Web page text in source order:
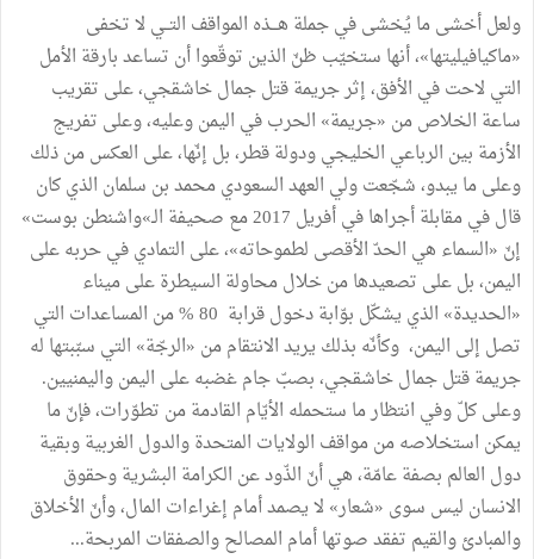
ولعل أخشى ما يُخشى في جملة هـــذه المواقف التــي لا تخفى
«ماكيافيليتها»، أنها ستخيّب ظنّ الذين توقّعوا أن تساعد بارقة الأمل
التي لاحت في الأفق، إثر جريمة قتل جمال خاشقجي، على تقريب
ساعة الخلاص من «جريمة» الحرب في اليمن وعليه، وعلى تفريج
الأزمة بين الرباعي الخليجي ودولة قطر، بل إنّها، على العكس من ذلك
وعلى ما يبدو، شجّعت ولي العهد السعودي محمد بن سلمان الذي كان
قال في مقابلة أجراها في أفريل 2017 مع صحيفة الـ»واشنطن بوست»
إنّ «السماء هي الحدّ الأقصى لطموحاته»، على التمادي في حربه على
اليمن، بل على تصعيدها من خلال محاولة السيطرة على ميناء
«الحديدة» الذي يشكّل بوّابة دخول قرابة 80 % من المساعدات التي
تصل إلى اليمن، وكأنّه بذلك يريد الانتقام من «الرجّة» التي سبّبتها له
جريمة قتل جمال خاشقجي، بصبّ جام غضبه على اليمن واليمنيين.
وعلى كلّ وفي انتظار ما ستحمله الأيّام القادمة من تطوّرات، فإنّ ما
يمكن استخلاصه من مواقف الولايات المتحدة والدول الغربية وبقية
دول العالم بصفة عامّة، هي أنّ الذّود عن الكرامة البشرية وحقوق
الانسان ليس سوى «شعار» لا يصمد أمام إغراءات المال، وأنّ الأخلاق
والمبادئ والقيم تفقد صوتها أمام المصالح والصفقات المربحة...